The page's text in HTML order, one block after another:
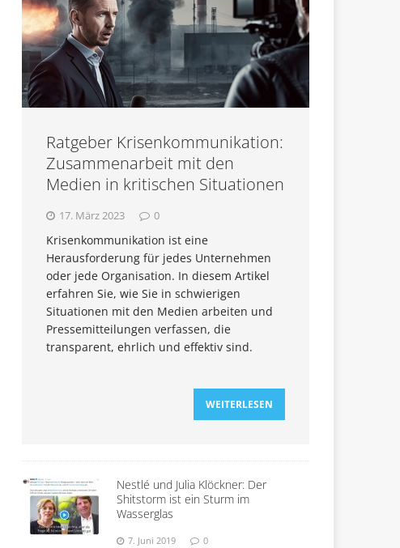
Ratgeber Krisenkommunikation:
Zusammenarbeit mit den
Medien in kritischen Situationen
17. März 2023 0
Krisenkommunikation ist eine
Herausforderung für jedes Unternehmen
oder jede Organisation. In diesem Artikel
erfahren Sie, wie Sie in schwierigen
Situationen mit den Medien arbeiten und
Pressemitteilungen verfassen, die
transparent, ehrlich und effektiv sind.
WEITERLESEN
Nestlé und Julia Klöckner: Der
Shitstorm ist ein Sturm im
Wasserglas
7. Juni 2019 0